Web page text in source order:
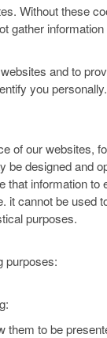
Without these
gather
and to
you
of our websites,
designed and
information
cannot be used
purposes.
purposes:
to be